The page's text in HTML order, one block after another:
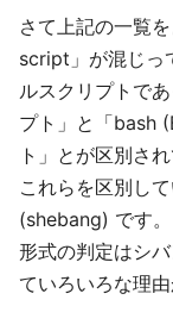
さて上記の一覧
script」が混じっ
ルスクリプトで
プト」と「bash
ト」とが区別さ
これらを区別し
(shebang) です
形式の判定はシ
ていろいろな理